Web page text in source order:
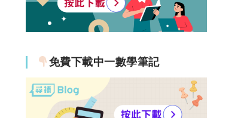
免費下載中一數學筆記